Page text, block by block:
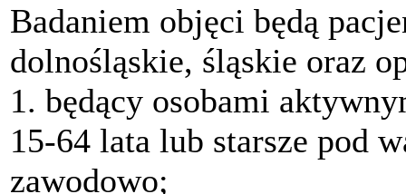
Badaniem objęci będą
dolnośląskie, śląskie oraz
1. będący osobami
15-64 lata lub starsze pod
zawodowo;